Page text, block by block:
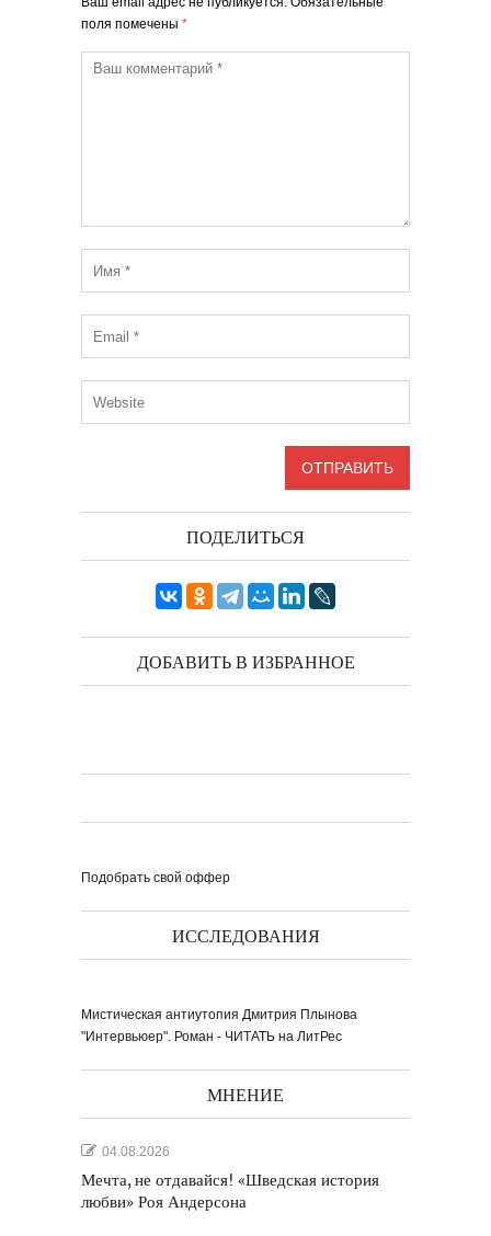
поля помечены *
ПОДЕЛИТЬСЯ
ДОБАВИТЬ В ИЗБРАННОЕ
Подобрать свой оффер
ИССЛЕДОВАНИЯ
Мистическая антиутопия Дмитрия Плынова
"Интервьюер". Роман - ЧИТАТЬ на ЛитРес
МНЕНИЕ
04.08.2026
Мечта, не отдавайся! «Шведская история
любви» Роя Андерсона